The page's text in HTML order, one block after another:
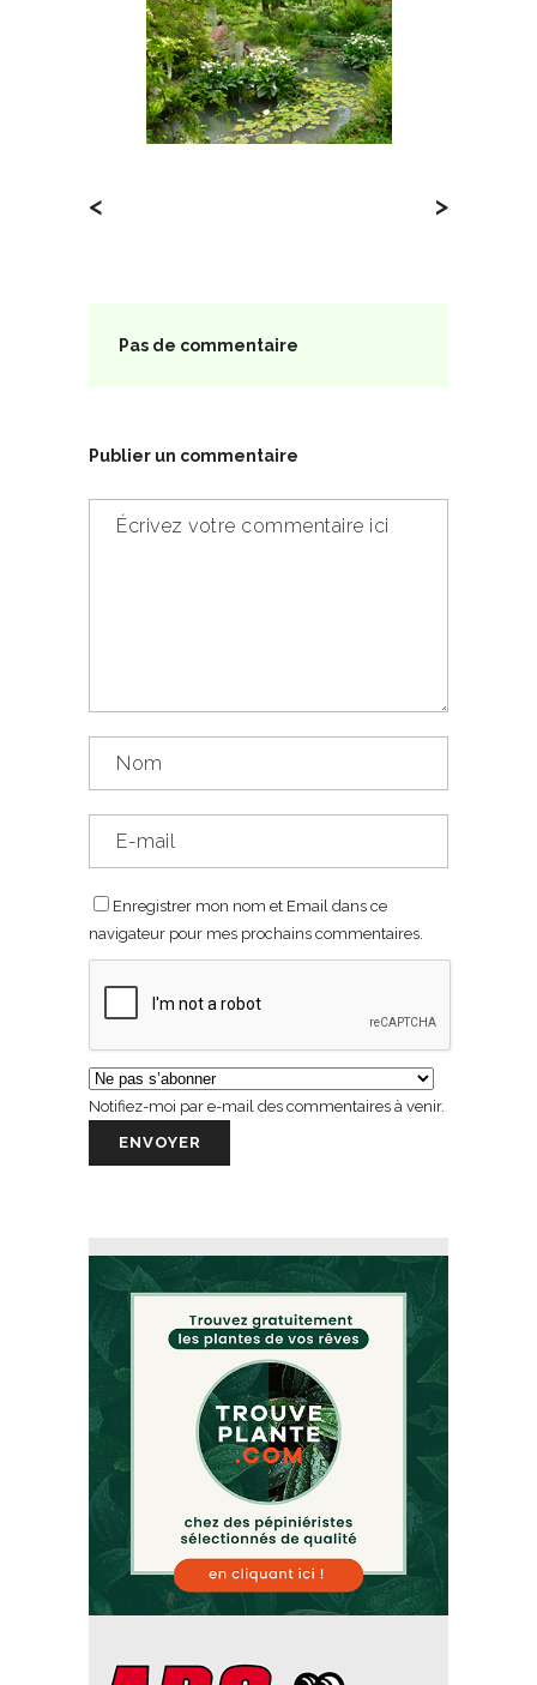
< >
Pas de commentaire
Publier un commentaire
Enregistrer mon nom et Email dans ce
navigateur pour mes prochains commentaires.
Notifiez-moi par e-mail des commentaires à venir.